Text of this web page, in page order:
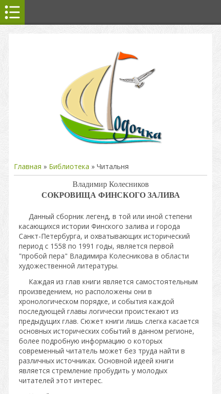
Главная » Библиотека » Читальня
Владимир Колесников
СОКРОВИЩА ФИНСКОГО ЗАЛИВА
Данный сборник легенд, в той или иной степени
касающихся истории Финского залива и города
Санкт-Петербурга, и охватывающих исторический
период с 1558 по 1991 годы, является первой
"пробой пера" Владимира Колесникова в области
художественной литературы.
Каждая из глав книги является самостоятельным
произведением, но расположены они в
хронологическом порядке, и события каждой
последующей главы логически проистекают из
предыдущих глав. Сюжет книги лишь слегка касается
основных исторических событий в данном регионе,
более подробную информацию о которых
современный читатель может без труда найти в
различных источниках. Основной идеей книги
является стремление пробудить у молодых
читателей этот интерес.